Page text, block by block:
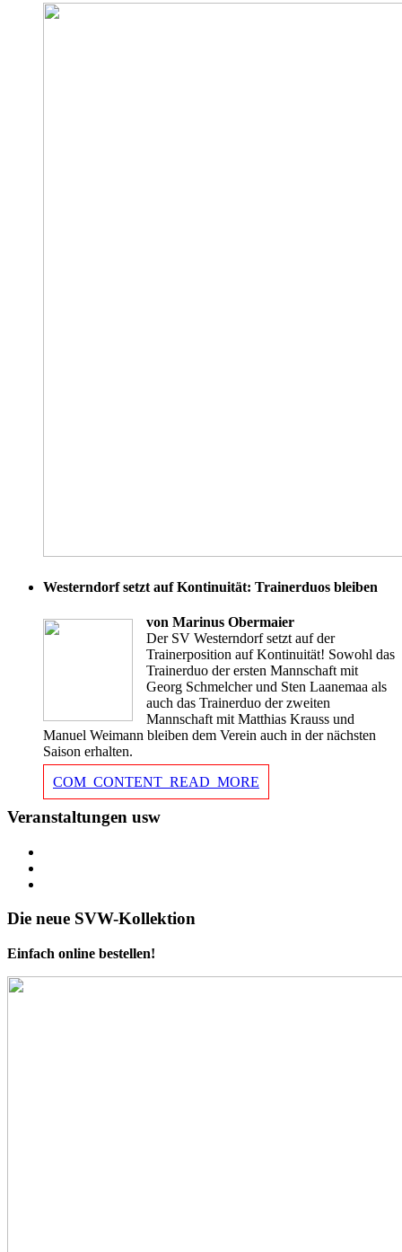
Westerndorf setzt auf Kontinuität: Trainerduos bleiben
von Marinus Obermaier
Der SV Westerndorf setzt auf der
Trainerposition auf Kontinuität! Sowohl das
Trainerduo der ersten Mannschaft mit
Georg Schmelcher und Sten Laanemaa als
auch das Trainerduo der zweiten
Mannschaft mit Matthias Krauss und
Manuel Weimann bleiben dem Verein auch in der nächsten
Saison erhalten.
COM_CONTENT_READ_MORE
Veranstaltungen usw
Die neue SVW-Kollektion
Einfach online bestellen!